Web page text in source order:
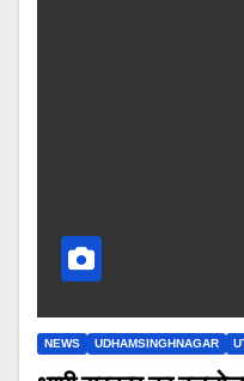
NEWS UDHAMSINGHNAGAR